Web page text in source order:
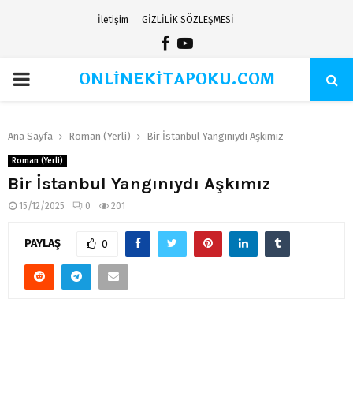
İletişim GİZLİLİK SÖZLEŞMESİ
Facebook
Youtube
PRIMARYONLİNEKİTAPOKU.COM
Ana Sayfa Roman (Yerli) Bir İstanbul Yangınıydı Aşkımız
Roman (Yerli)
Bir İstanbul Yangınıydı Aşkımız
15/12/2025 0 201
PAYLAŞ 0